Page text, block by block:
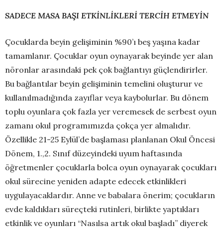
SADECE MASA BAŞI ETKİNLİKLERİ TERCİH ETMEYİN
Çocuklarda beyin gelişiminin %90’ı beş yaşına kadar
tamamlanır. Çocuklar oyun oynayarak beyinde yer alan
nöronlar arasındaki pek çok bağlantıyı güçlendirirler.
Bu bağlantılar beyin gelişiminin temelini oluşturur ve
kullanılmadığında zayıflar veya kaybolurlar. Bu dönem
toplu oyunlara çok fazla yer veremesek de serbest oyun
zamanı okul programımızda çokça yer almalıdır.
Özellikle 21-25 Eylül’de başlaması planlanan Okul Öncesi
Dönem, 1.,2. Sınıf düzeyindeki uyum haftasında
öğretmenler çocuklarla bolca oyun oynayarak çocukları
okul sürecine yeniden adapte edecek etkinlikleri
uygulayacaklardır. Anne ve babalara önerim; çocukların
evde kaldıkları süreçteki rutinleri, birlikte yaptıkları
etkinlik ve oyunları “Nasılsa artık okul başladı” diyerek